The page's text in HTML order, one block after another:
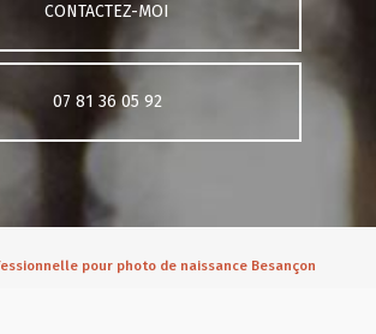
CONTACTEZ-MOI
07 81 36 05 92
pour photo de naissance Besançon